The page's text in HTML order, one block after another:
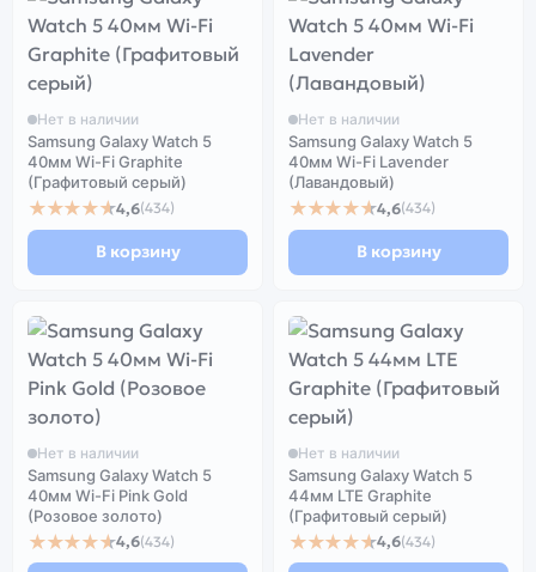
Нет в наличии
Samsung Galaxy Watch 5
40мм Wi-Fi Graphite
(Графитовый серый)
★★★★★4,6(434)
В корзину
Нет в наличии
Samsung Galaxy Watch 5
40мм Wi-Fi Lavender
(Лавандовый)
★★★★★4,6(434)
В корзину
Нет в наличии
Samsung Galaxy Watch 5
40мм Wi-Fi Pink Gold
(Розовое золото)
★★★★★4,6(434)
Нет в наличии
Samsung Galaxy Watch 5
44мм LTE Graphite
(Графитовый серый)
★★★★★4,6(434)